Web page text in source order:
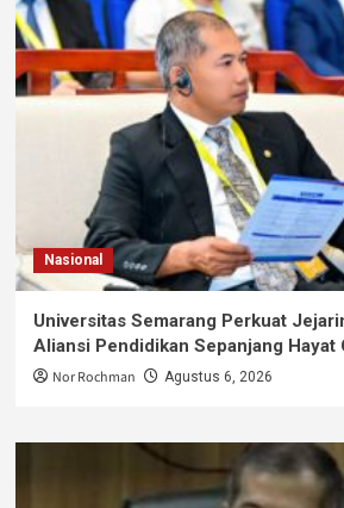
Nasional
Universitas Semarang Perkuat
Aliansi Pendidikan Sepanjang Hayat
Nor Rochman Agustus 6, 2026